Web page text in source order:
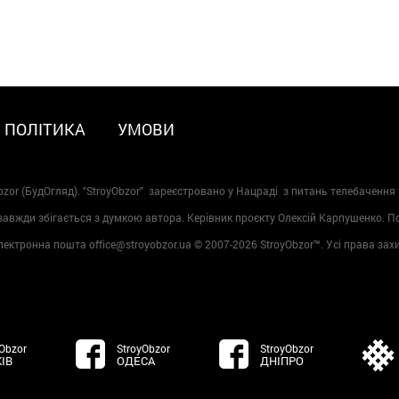
ПОЛІТИКА УМОВИ
(БудОгляд). "StroyObzor" зареєстровано у Нацраді з питань телебачення
збігається з думкою автора. Керівник проєкту Олексій Карпушенко.
пошта office@stroyobzor.ua © 2007-2026 StroyObzor™. Усі права
StroyObzor
ОДЕСА
StroyObzor
ДНІПРО